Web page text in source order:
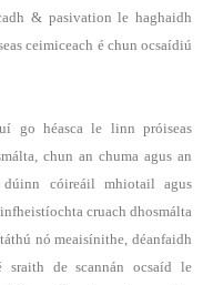
& pasivation le haghaidh
ceimiceach é chun ocsaídiú
go héasca le linn próiseas
chun an chuma agus an
cóireáil mhiotail agus
cruach dhosmálta
nó meaisínithe, déanfaidh
sraith de scannán ocsaíd le